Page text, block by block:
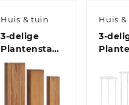
Huis & tuin
3-delige
Plantenstandaardset
massief
teakhout
Huis
3-